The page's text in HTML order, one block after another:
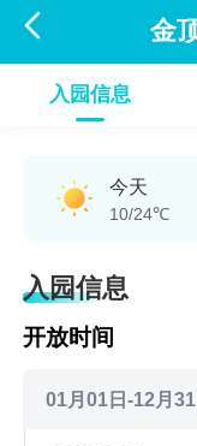
 金
入园信息
今天
10/24℃
入园信息
开放时间
01月01日-12月31